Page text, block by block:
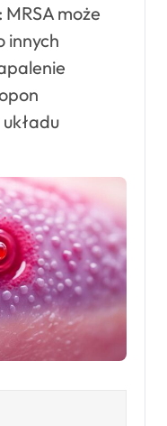
: MRSA może
innych